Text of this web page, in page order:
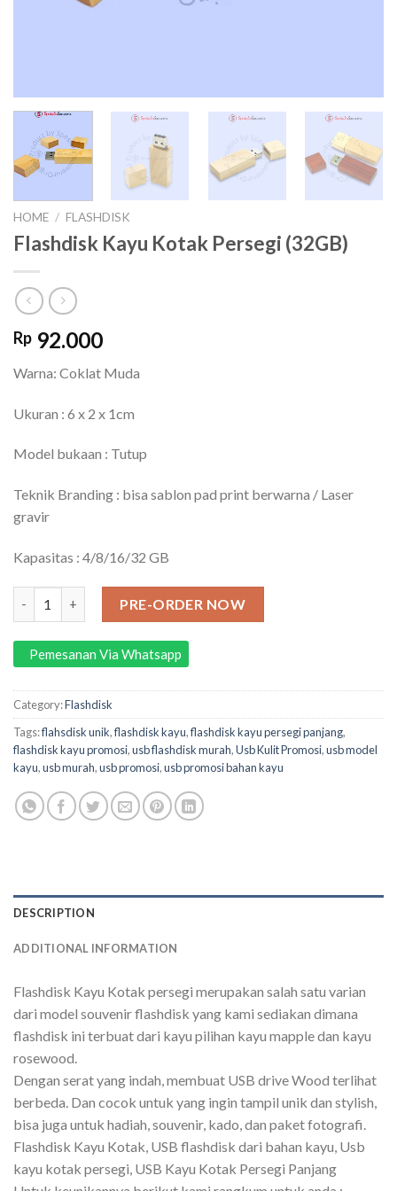
HOME / FLASHDISK
Flashdisk Kayu Kotak Persegi (32GB)
Rp 92.000
Warna: Coklat Muda
Ukuran : 6 x 2 x 1cm
Model bukaan : Tutup
Teknik Branding : bisa sablon pad print berwarna / Laser
gravir
Kapasitas : 4/8/16/32 GB
PRE-ORDER NOW
Pemesanan Via Whatsapp
Category:Flashdisk
Tags:flahsdisk unik,flashdisk kayu,flashdisk kayu persegi panjang,
flashdisk kayu promosi,usb flashdisk murah,Usb Kulit Promosi,usb model
kayu,usb murah,usb promosi,usb promosi bahan kayu
DESCRIPTION
ADDITIONAL INFORMATION
Flashdisk Kayu Kotak persegi merupakan salah satu varian
dari model souvenir flashdisk yang kami sediakan dimana
flashdisk ini terbuat dari kayu pilihan kayu mapple dan kayu
rosewood.
Dengan serat yang indah, membuat USB drive Wood terlihat
berbeda. Dan cocok untuk yang ingin tampil unik dan stylish,
bisa juga untuk hadiah, souvenir, kado, dan paket fotografi.
Flashdisk Kayu Kotak, USB flashdisk dari bahan kayu, Usb
kayu kotak persegi, USB Kayu Kotak Persegi Panjang